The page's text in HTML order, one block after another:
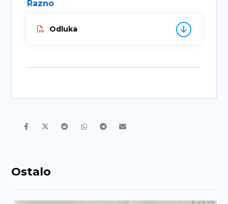
Razno
Odluka
Ostalo